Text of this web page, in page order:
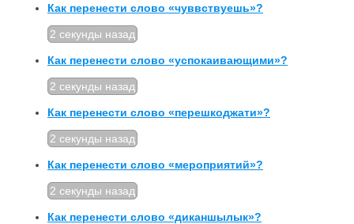
Как перенести слово «чуввствуешь»?
2 секунды назад
Как перенести слово «успокаивающими»?
2 секунды назад
Как перенести слово «перешкоджати»?
2 секунды назад
Как перенести слово «меро­приятий»?
2 секунды назад
Как перенести слово «диканшылык»?